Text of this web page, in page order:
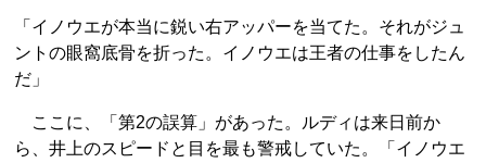
「イノウエが本当に鋭い右アッパーを当てた。それがジュ
ントの眼窩底骨を折った。イノウエは王者の仕事をしたん
だ」
ここに、「第2の誤算」があった。ルディは来日前か
ら、井上のスピードと目を最も警戒していた。「イノウエ